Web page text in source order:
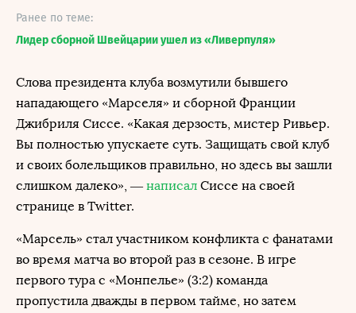
Ранее по теме:
Лидер сборной Швейцарии ушел из «Ливерпуля»
Слова президента клуба возмутили бывшего
нападающего «Марселя» и сборной Франции
Джибриля Сиссе. «Какая дерзость, мистер Ривьер.
Вы полностью упускаете суть. Защищать свой клуб
и своих болельщиков правильно, но здесь вы зашли
слишком далеко», — написал Сиссе на своей
странице в Twitter.
«Марсель» стал участником конфликта с фанатами
во время матча во второй раз в сезоне. В игре
первого тура с «Монпелье» (3:2) команда
пропустила дважды в первом тайме, но затем